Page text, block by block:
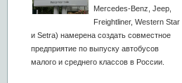
Mercedes-Benz, Jeep,
Freightliner, Western Star
и Setra) намерена создать совместное
предприятие по выпуску автобусов
малого и среднего классов в России.